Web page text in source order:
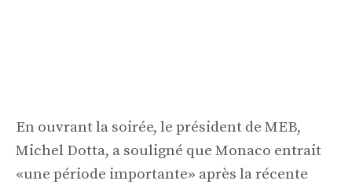
En ouvrant la soirée, le président de MEB,
Michel Dotta, a souligné que Monaco entrait
«une période importante» après la récente